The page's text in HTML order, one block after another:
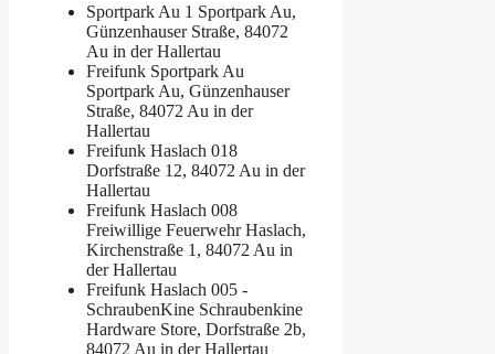
Sportpark Au 1 Sportpark Au,
Günzenhauser Straße, 84072
Au in der Hallertau
Freifunk Sportpark Au
Sportpark Au, Günzenhauser
Straße, 84072 Au in der
Hallertau
Freifunk Haslach 018
Dorfstraße 12, 84072 Au in der
Hallertau
Freifunk Haslach 008
Freiwillige Feuerwehr Haslach,
Kirchenstraße 1, 84072 Au in
der Hallertau
Freifunk Haslach 005 -
SchraubenKine Schraubenkine
Hardware Store, Dorfstraße 2b,
84072 Au in der Hallertau